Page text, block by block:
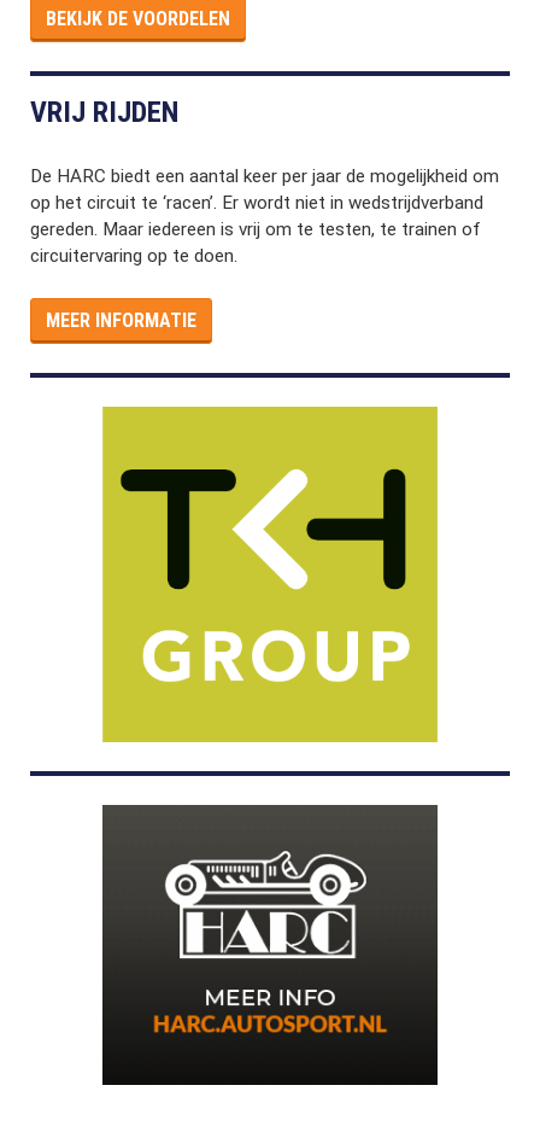
BEKIJK DE VOORDELEN
VRIJ RIJDEN
De HARC biedt een aantal keer per jaar de mogelijkheid om
op het circuit te ‘racen’. Er wordt niet in wedstrijdverband
gereden. Maar iedereen is vrij om te testen, te trainen of
circuitervaring op te doen.
MEER INFORMATIE